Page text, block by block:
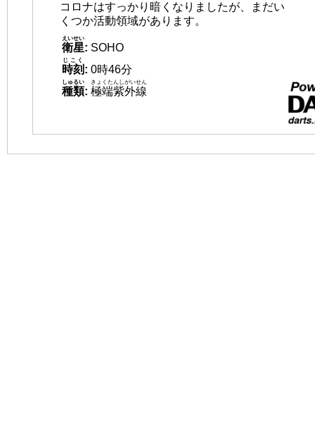
コロナはすっかり暗くなりましたが、まだい
くつか活動領域があります。
衛星
えいせい
: SOHO
時刻
じこく
: 0時46分
種類
しゅるい
: 極端紫外線
きょくたんしがいせん